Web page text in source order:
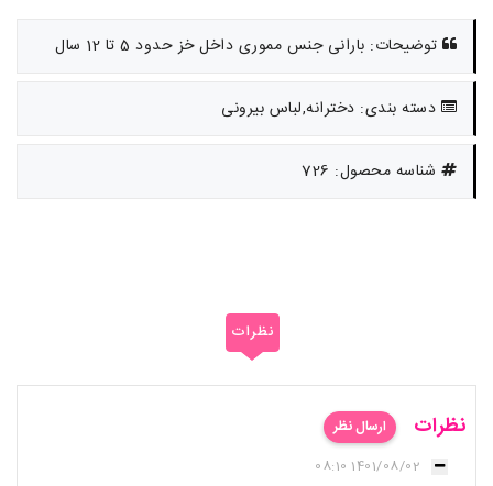
توضیحات: بارانی جنس مموری داخل خز حدود 5 تا 12 سال
دسته بندی: دخترانه,لباس بیرونی
شناسه محصول: 726
نظرات
نظرات
ارسال نظر
1401/08/02 08:10